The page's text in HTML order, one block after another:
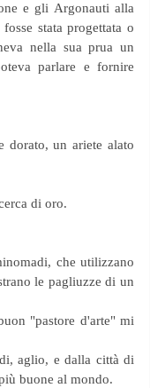
e gli Argonauti alla
stata progettata o
nella sua prua un
parlare e fornire
un ariete alato
di oro.
che utilizzano
le pagliuzze di un
"pastore d'arte" mi
aglio, e dalla città di
buone al mondo.